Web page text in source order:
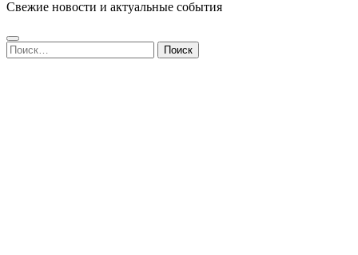
Свежие новости и актуальные события
Найти: